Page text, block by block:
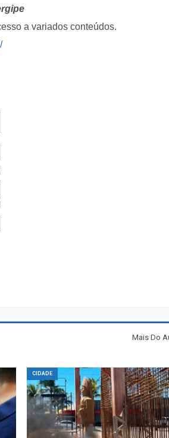
a variados conteúdos.
Mais Do
CIDADE